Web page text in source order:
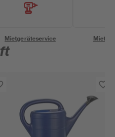
Mietgeräteservice